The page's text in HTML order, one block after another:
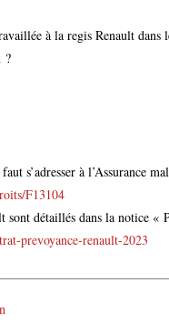
à la regis Renault dans
?
s’adresser à l’Assurance
F13104
sont détaillés dans la notice «
prevoyance-renault-2023